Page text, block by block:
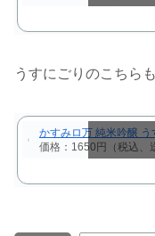
スクロール
うすにごりのこちら
かすみロ万 純米吟醸 う
価格：1650円（税込、
スクロール